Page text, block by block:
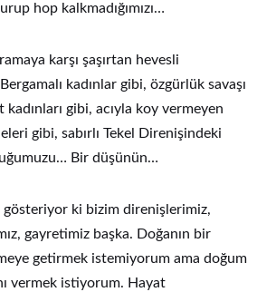
hop kalkmadığımızı…
karşı şaşırtan hevesli
kadınlar gibi, özgürlük savaşı
gibi, acıyla koy vermeyen
gibi, sabırlı Tekel Direnişindeki
Bir düşünün…
gösteriyor ki bizim direnişlerimiz,
gayretimiz başka. Doğanın bir
getirmek istemiyorum ama doğum
vermek istiyorum. Hayat